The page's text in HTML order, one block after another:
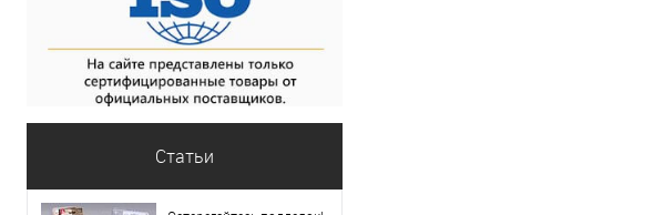
Статьи